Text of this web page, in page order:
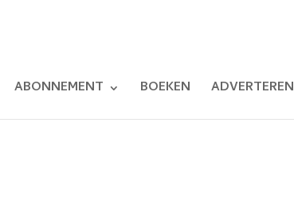
ABONNEMENT BOEKEN ADVERTEREN